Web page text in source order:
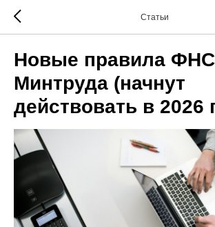
Статьи
Новые правила
Минтруда (начнут
действовать в 2026